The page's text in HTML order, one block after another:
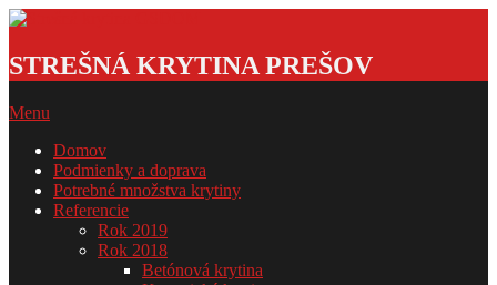
Skip
content
krytina
GSDOM
STREŠNÁ KRYTINA PREŠOV
Primary
Menu
Menu
Domov
Podmienky a doprava
Potrebné množstva krytiny
Referencie
Rok 2019
Rok 2018
Betónová krytina